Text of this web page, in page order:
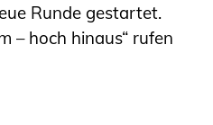
Runde gestartet.
– hoch hinaus“ rufen